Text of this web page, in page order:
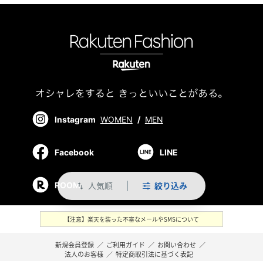
swap_vert 人気順 絞り込み
Instagram WOMEN / MEN
Facebook LINE
ROOM
【注意】楽天を装った不審なメールやSMSについて
新規会員登録 ／ ご利用ガイド ／ お問い合わせ ／
法人のお客様 ／ 特定商取引法に基づく表記